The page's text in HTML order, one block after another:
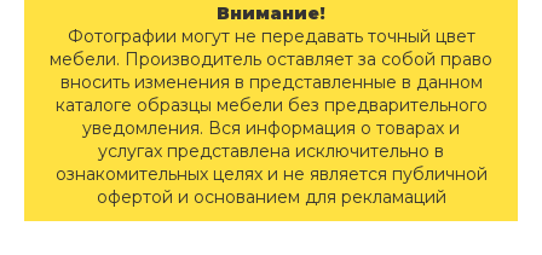
Внимание!
Фотографии могут не передавать точный цвет
мебели. Производитель оставляет за собой право
вносить изменения в представленные в данном
каталоге образцы мебели без предварительного
уведомления. Вся информация о товарах и
услугах представлена исключительно в
ознакомительных целях и не является публичной
офертой и основанием для рекламаций